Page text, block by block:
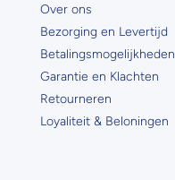
Over ons
Bezorging en Levertijd
Betalingsmogelijkheden
Garantie en Klachten
Retourneren
Loyaliteit & Beloningen